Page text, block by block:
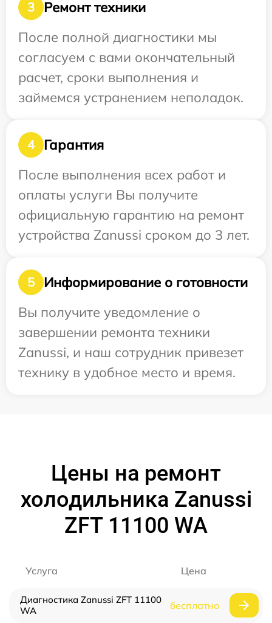
3
Ремонт техники
После полной диагностики мы
согласуем с вами окончательный
расчет, сроки выполнения и
займемся устранением неполадок.
4
Гарантия
После выполнения всех работ и
оплаты услуги Вы получите
официальную гарантию на ремонт
устройства Zanussi сроком до 3 лет.
5
Информирование о готовности
Вы получите уведомление о
завершении ремонта техники
Zanussi, и наш сотрудник привезет
технику в удобное место и время.
Цены на ремонт
холодильника Zanussi
ZFT 11100 WA
Услуга Цена
Диагностика Zanussi ZFT 11100
WA
бесплатно